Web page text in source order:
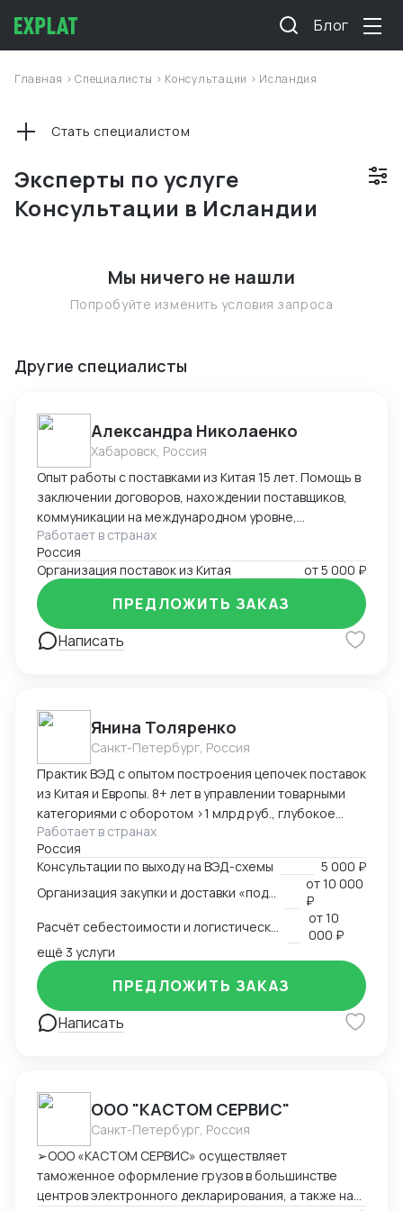
Блог
Главная >Специалисты > Консультации > Исландия
Эксперты по услуге
Консультации в Исландии
Стать специалистом
Мы ничего не нашли
Попробуйте изменить условия запроса
Другие специалисты
Александра Николаенко
Хабаровск, Россия
Опыт работы с поставками из Китая 15 лет. Помощь в
заключении договоров, нахождении поставщиков,
коммуникации на международном уровне,
понимание рынка, хорошие связи в Китае. Помощь в
организации Доставки. Склады в разных городах
Китая ( Гуанчжоу, суйфеньхе, фуюань) , проверенные
китайские посредники. ЗАВОЗ груза через Москву ,
Владивосток, Уссурийск.
Работает в странах
Россия
Организация поставок из Китая
от5 000 ₽
Написать
ПРЕДЛОЖИТЬ ЗАКАЗ
Янина Толяренко
Санкт-Петербург, Россия
Практик ВЭД с опытом построения цепочек поставок
из Китая и Европы. 8+ лет в управлении товарными
категориями с оборотом >1 млрд руб., глубокое
понимание коммерческой стороны закупок.
Ключевые компетенции: — Организация полного
цикла ВЭД «под ключ»: от поиска поставщика до
доставки на склад клиента — Работа с китайскими
поставщиками: переговоры, контроль качества,
оплата — Таможенное оформление, подбор
сертификации, подготовка документов —
Международная логистика: поиск брокеров, расчёт
маршрутов, мониторинг цен — Расчёт
себестоимости и контроль маржинальности сделок
— Опыт поставок в условиях санкционных
удалённая работа, полная автономность
Работает в странах
Россия
Консультации по выходу на ВЭД-схемы
5 000 ₽
от10 000
₽
от10
000 ₽
ещё 3 услуги
Написать
ПРЕДЛОЖИТЬ ЗАКАЗ
ООО "КАСТОМ СЕРВИС"
Санкт-Петербург, Россия
➢ООО «КАСТОМ СЕРВИС» осуществляет
таможенное оформление грузов в большинстве
центров электронного декларирования, а также на